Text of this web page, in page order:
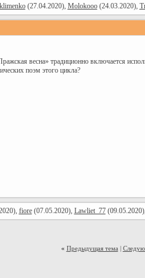
klimenko(27.04.2020), Molokooo(24.03.2020),
весна» традиционно включается
поэм этого цикла?
fiore(07.05.2020), Lawliet_77(09.05.2020),
« Предыдущая тема |